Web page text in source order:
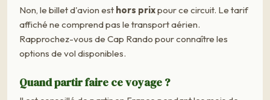
Non, le billet d'avion est hors prixpour ce circuit. Le tarif
affiché ne comprend pas le transport aérien.
Rapprochez-vous de Cap Rando pour connaître les
options de vol disponibles.
Quand partir faire ce voyage ?